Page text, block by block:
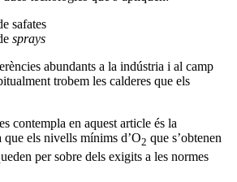
safates
sprays
abundants a la indústria i al camp
trobem les calderes que els
contempla en aquest article és la
els nivells mínims d’O2 que s’obtenen
per sobre dels exigits a les normes